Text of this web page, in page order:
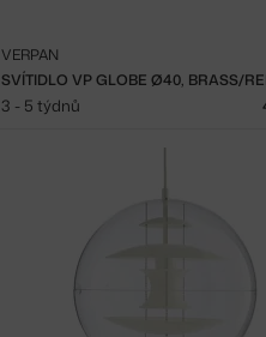
SVÍTIDLO VP GLOBE Ø40, BRASS/
VERPAN
3 - 5 týdnů